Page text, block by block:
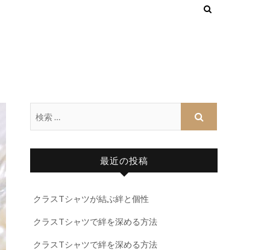
最近の投稿
クラスTシャツが結ぶ絆と個性
クラスTシャツで絆を深める方法
クラスTシャツで絆を深める方法